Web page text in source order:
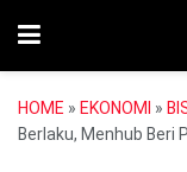
HOME » EKONOMI »
Berlaku, Menhub Beri